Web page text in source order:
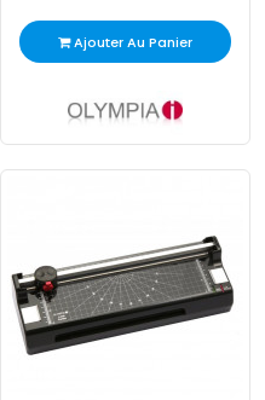
Ajouter Au Panier